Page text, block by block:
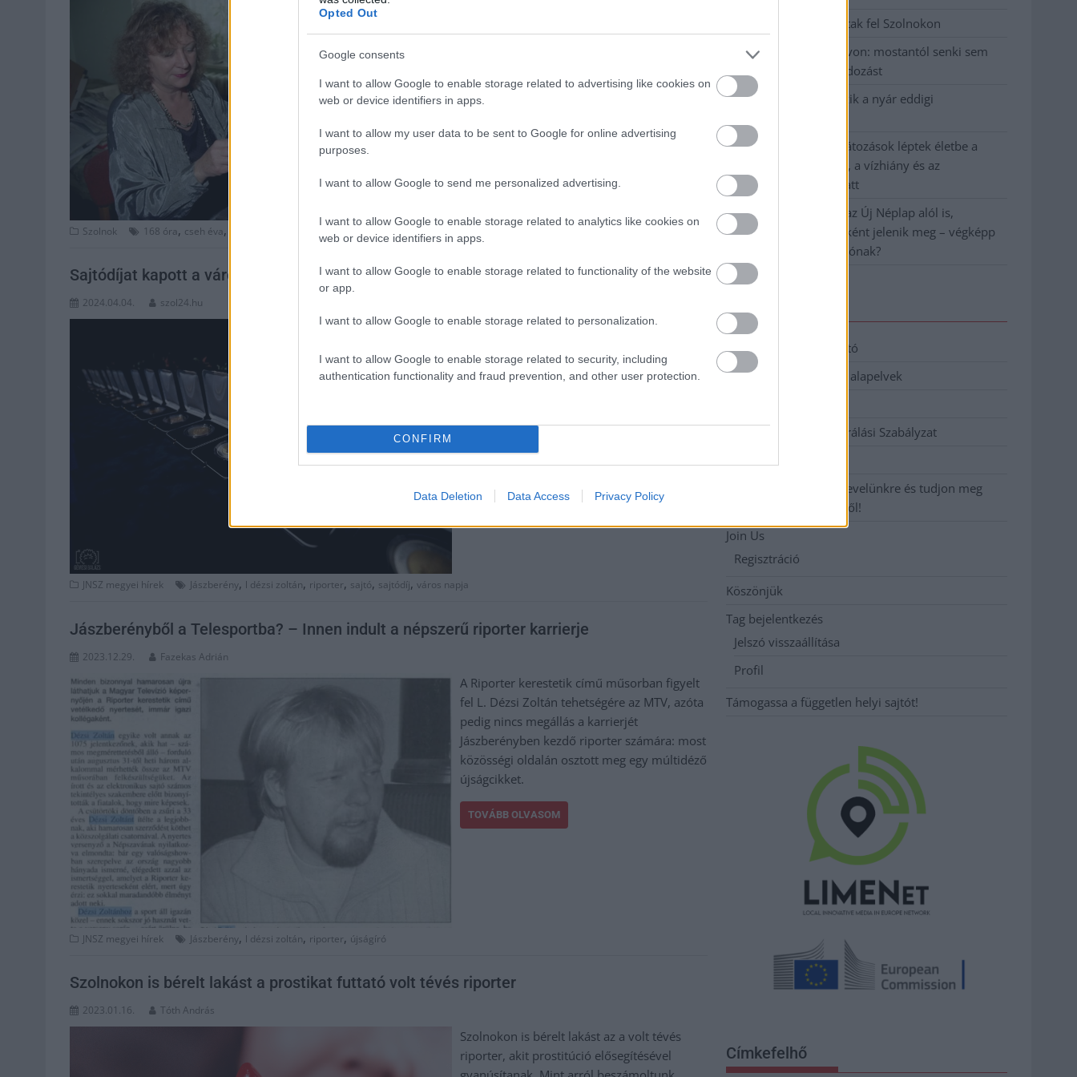
Opted Out
Google consents
I want to allow Google to enable storage related to advertising like cookies on
web or device identifiers in apps.
I want to allow my user data to be sent to Google for online advertising
purposes.
I want to allow Google to send me personalized advertising.
I want to allow Google to enable storage related to analytics like cookies on
web or device identifiers in apps.
I want to allow Google to enable storage related to functionality of the website
or app.
I want to allow Google to enable storage related to personalization.
I want to allow Google to enable storage related to security, including
authentication functionality and fraud prevention, and other user protection.
CONFIRM
Data Deletion Data Access Privacy Policy
Szolnokról és Békéscsabáról tudósított a
magazin számára.
Szolnok 168 óra, cseh éva, ,riporter ,sajtó, Szolnok
Sajtódíjat kapott a várostól a pályáját Jászberényben kezdő népszerű riporter
2024.04.04. szol24.hu
A Riporter kerestetik című MTV-s műsorból
karrierje, akinek karrierjében a kezdeti
állomást jelentette a Rádió Jászberény (most
3-án, a város napján sajtódíjjal jutalmazta az
JNSZ megyei hírek Jászberény, l dézsi zoltán, riporter, sajtó, sajtódíj, város napja
Jászberényből a Telesportba? – Innen indult a népszerű riporter karrierje
2023.12.29. Fazekas Adrián
A Riporter kerestetik című műsorban figyelt
fel L. Dézsi Zoltán tehetségére az MTV, azóta
pedig nincs megállás a karrierjét
Jászberényben kezdő riporter számára: most
közösségi oldalán osztott meg egy múltidéző
újságcikket.
TOVÁBB OLVASOM
JNSZ megyei hírek Jászberény, l dézsi zoltán, riporter, újságíró
Szolnokon is bérelt lakást a prostikat futtató volt tévés riporter
2023.01.16. Tóth András
Szolnokon is bérelt lakást az a volt tévés
riporter, akit prostitúció elősegítésével
Hatalmas lángok csaptak fel Szolnokon
Vízitraffipax a Tisza-tavon: mostantól senki sem
úszhatja meg a száguldozást
Szolnokra is megérkezik a nyár eddigi
Már Szolnokon is korlátozások léptek életbe a
tartós hatalmas hőség, a vízhiány és az
áramtakarékosság miatt
A NER kihúzta a talajt az Új Néplap alól is,
immáron csak hetilapként jelenik meg – végképp
vége a nyomtatott sajtónak?
Adatkezelési tájékoztató
Etikai és függetlenségi alapelvek
Hozzászólási és Moderálási Szabályzat
Iratkozzon fel heti hírlevelünkre és tudjon meg
még többet megyénkről!
Join Us
Regisztráció
Köszönjük
Tag bejelentkezés
Jelszó visszaállítása
Profil
Támogassa a független helyi sajtót!
Címkefelhő